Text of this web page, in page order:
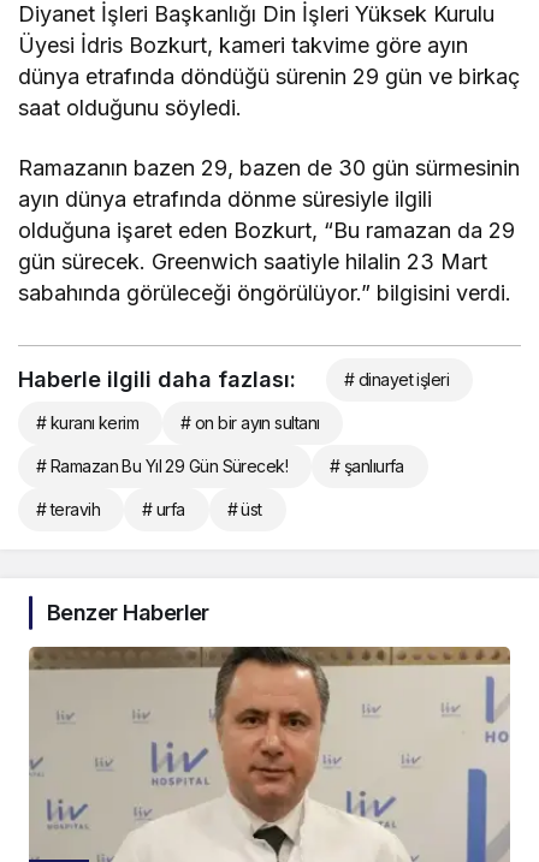
Diyanet İşleri Başkanlığı Din İşleri Yüksek Kurulu
Üyesi İdris Bozkurt, kameri takvime göre ayın
dünya etrafında döndüğü sürenin 29 gün ve birkaç
saat olduğunu söyledi.
Ramazanın bazen 29, bazen de 30 gün sürmesinin
ayın dünya etrafında dönme süresiyle ilgili
olduğuna işaret eden Bozkurt, “Bu ramazan da 29
gün sürecek. Greenwich saatiyle hilalin 23 Mart
sabahında görüleceği öngörülüyor.” bilgisini verdi.
Haberle ilgili daha fazlası: # dinayet işleri
# kuranı kerim # on bir ayın sultanı
# Ramazan Bu Yıl 29 Gün Sürecek! # şanlıurfa
# teravih # urfa # üst
Benzer Haberler